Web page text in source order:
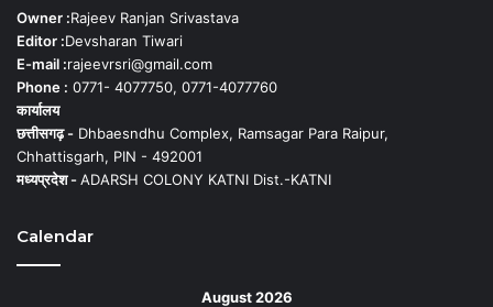
Owner :Rajeev Ranjan Srivastava
Editor :Devsharan Tiwari
E-mail :rajeevrsri@gmail.com
Phone : 0771- 4077750, 0771-4077760
कार्यालय
छत्तीसगढ़ - Dhbaesndhu Complex, Ramsagar Para Raipur,
Chhattisgarh, PIN - 492001
मध्यप्रदेश -ADARSH COLONY KATNI Dist.-KATNI
Calendar
August 2026